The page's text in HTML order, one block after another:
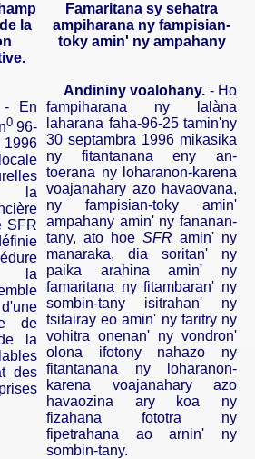
la
- En
096-
la
SFR
la
de
la
des
Famaritana sy sehatra
ampiharana ny fampisian-
toky amin' ny ampahany
Andininy voalohany. - Ho
fampiharana
ny
lalàna
laharana faha-96-25tamin'ny
30 septambra 1996 mikasika
ny
fitantanana eny an-
toerana ny
loharanon-karena
voajanahary azo havaovana,
ny
fampisian-toky amin'
ampahany amin' ny fananan-
tany, atohoeSFRamin' ny
manaraka, dia soritan' ny
paika
arahina amin' ny
famaritana ny fitambaran' ny
sombin-tany
isitrahan' ny
tsitairay eo amin' ny faritry ny
vohitra onenan' ny vondron'
olona
ifotony nahazo
ny
fitantanana
ny
loharanon-
karena
voajanahary
azo
havaozina
ary koa
ny
fizahana
fototra
ny
fipetrahana
ao arnin' ny
sombin-tany.